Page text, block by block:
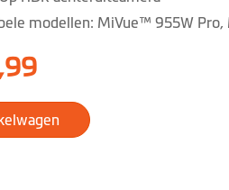
modellen: MiVue™ 955W